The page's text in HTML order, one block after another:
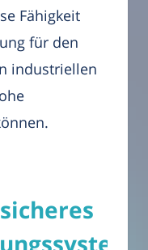
Fähigkeit
für den
industriellen